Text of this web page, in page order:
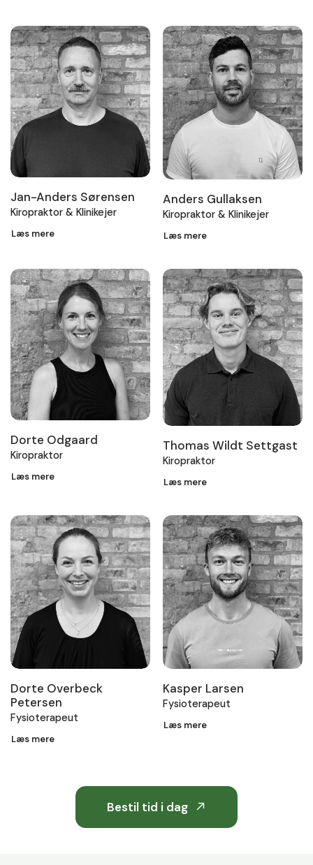
Jan-Anders Sørensen
Kiropraktor & Klinikejer
Læs mere
Anders Gullaksen
Kiropraktor & Klinikejer
Læs mere
Dorte Odgaard
Kiropraktor
Læs mere
Thomas Wildt Settgast
Kiropraktor
Læs mere
Dorte Overbeck
Petersen
Fysioterapeut
Læs mere
Kasper Larsen
Fysioterapeut
Læs mere
Bestil tid i dag